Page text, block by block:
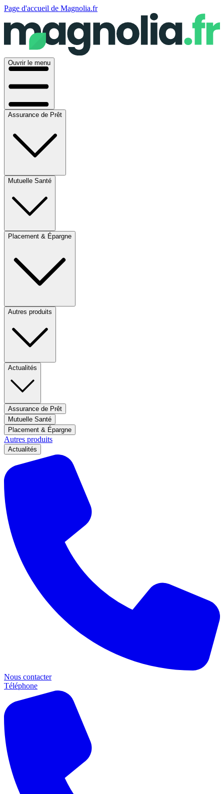
Page d'accueil de Magnolia.fr
Ouvrir le menu
Assurance de Prêt
Mutuelle Santé
Placement & Épargne
Autres produits
Actualités
Assurance de Prêt
Mutuelle Santé
Placement & Épargne
Autres produits
Actualités
Nous contacter
Téléphone